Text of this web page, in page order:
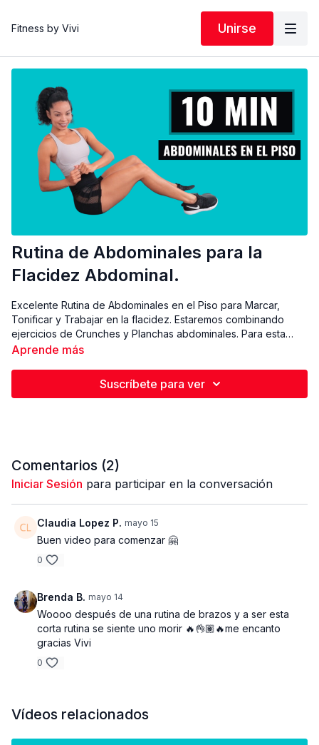
Fitness by Vivi Unirse
Rutina de Abdominales para la
Flacidez Abdominal.
Excelente Rutina de Abdominales en el Piso para Marcar,
Tonificar y Trabajar en la flacidez. Estaremos combinando
ejercicios de Crunches y Planchas abdominales. Para esta
Rutina vamos a estar trabajando 45 segundos y descansamos
baja siempre pegada en el piso cuando hacemos movimientos
de elevaciones de piernas para no poner presión en la
Aprende más
Suscríbete para ver
Comentarios (2)
Iniciar Sesión para participar en la conversación
Claudia Lopez P. mayo 15
Buen video para comenzar 🤗
0
Brenda B. mayo 14
Woooo después de una rutina de brazos y a ser esta
corta rutina se siente uno morir 🔥👌🏽🔥me encanto
gracias Vivi
0
Vídeos relacionados